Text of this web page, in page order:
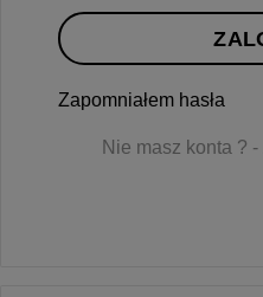
Zapomniałem hasła
Nie masz konta ? -